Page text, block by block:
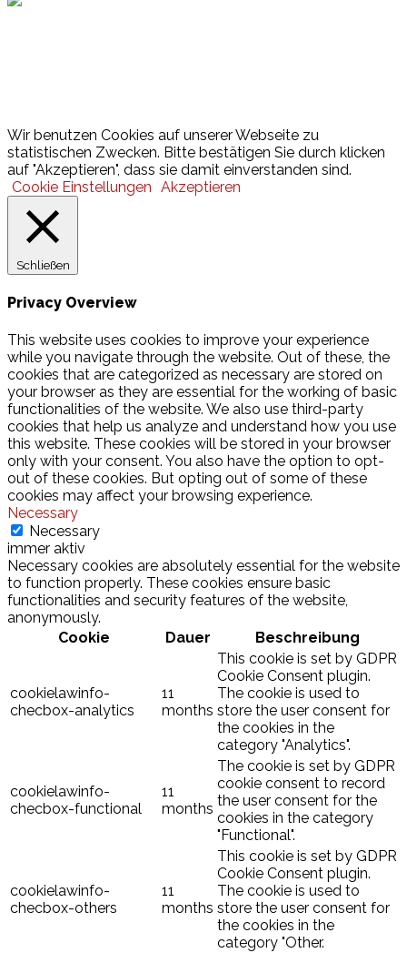
Wir benutzen Cookies auf unserer Webseite zu
statistischen Zwecken. Bitte bestätigen Sie durch klicken
auf "Akzeptieren", dass sie damit einverstanden sind.
Cookie Einstellungen Akzeptieren
Schließen
Privacy Overview
This website uses cookies to improve your experience
while you navigate through the website. Out of these, the
cookies that are categorized as necessary are stored on
your browser as they are essential for the working of basic
functionalities of the website. We also use third-party
cookies that help us analyze and understand how you use
this website. These cookies will be stored in your browser
only with your consent. You also have the option to opt-
out of these cookies. But opting out of some of these
cookies may affect your browsing experience.
Necessary
Necessary
immer aktiv
Necessary cookies are absolutely essential for the website
to function properly. These cookies ensure basic
functionalities and security features of the website,
anonymously.
Cookie
Dauer Beschreibung
cookielawinfo-
checbox-analytics
11
months
This cookie is set by GDPR
Cookie Consent plugin.
The cookie is used to
store the user consent for
the cookies in the
category "Analytics".
cookielawinfo-
checbox-functional
11
months
The cookie is set by GDPR
cookie consent to record
the user consent for the
cookies in the category
"Functional".
cookielawinfo-
checbox-others
11
months
This cookie is set by GDPR
Cookie Consent plugin.
The cookie is used to
store the user consent for
the cookies in the
category "Other.